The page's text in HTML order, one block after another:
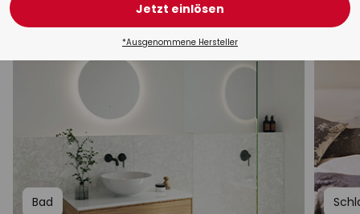
Bad
Jetzt einlösen
*Ausgenommene Hersteller